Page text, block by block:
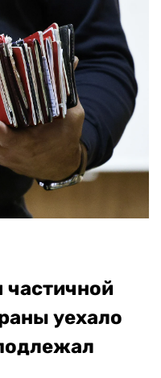
частичной
уехало